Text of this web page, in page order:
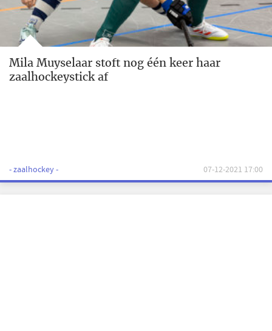
Mila Muyselaar stoft nog één keer haar
zaalhockeystick af
- zaalhockey - 07-12-2021 17:00